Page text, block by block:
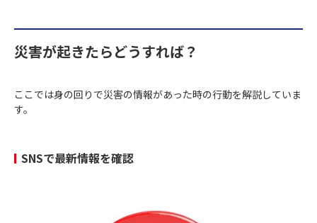
災害が起きたらどうすれば？
ここでは身の回りで災害の情報があった時の行動を解説していま
す。
SNSで最新情報を確認